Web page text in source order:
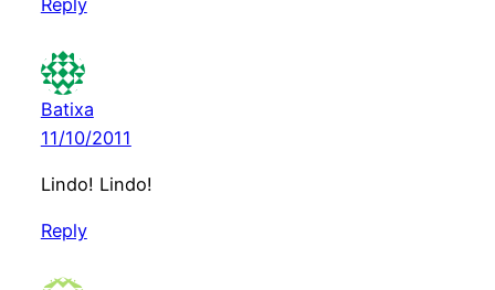
Reply
Batixa
11/10/2011
Lindo! Lindo!
Reply